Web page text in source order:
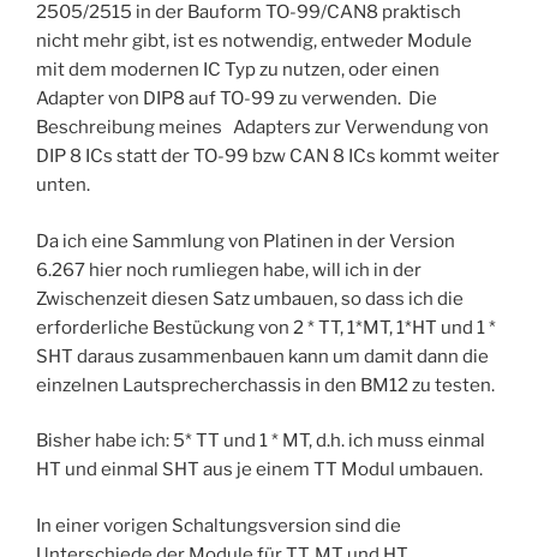
2505/2515 in der Bauform TO-99/CAN8 praktisch
nicht mehr gibt, ist es notwendig, entweder Module
mit dem modernen IC Typ zu nutzen, oder einen
Adapter von DIP8 auf TO-99 zu verwenden. Die
Beschreibung meines Adapters zur Verwendung von
DIP 8 ICs statt der TO-99 bzw CAN 8 ICs kommt weiter
unten.
Da ich eine Sammlung von Platinen in der Version
6.267 hier noch rumliegen habe, will ich in der
Zwischenzeit diesen Satz umbauen, so dass ich die
erforderliche Bestückung von 2 * TT, 1*MT, 1*HT und 1 *
SHT daraus zusammenbauen kann um damit dann die
einzelnen Lautsprecherchassis in den BM12 zu testen.
Bisher habe ich: 5* TT und 1 * MT, d.h. ich muss einmal
HT und einmal SHT aus je einem TT Modul umbauen.
In einer vorigen Schaltungsversion sind die